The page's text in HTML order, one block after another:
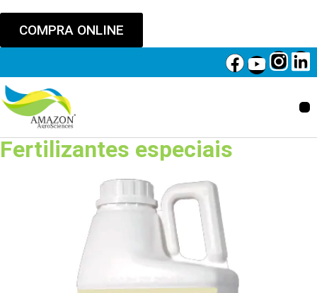
COMPRA ONLINE
Fertilizantes especiais